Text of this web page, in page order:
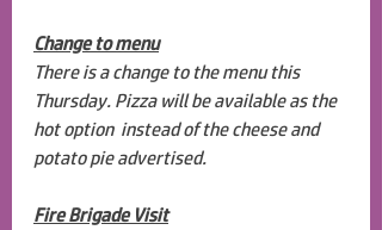
Change to menu
There is a change to the menu this
Thursday. Pizza will be available as the
hot option  instead of the cheese and
potato pie advertised.
Fire Brigade Visit